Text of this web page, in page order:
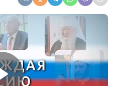
Иван Иклюшин, руководитель
Альянса инициатив «Россия
без сирот», служитель церкви
«Благая весть»